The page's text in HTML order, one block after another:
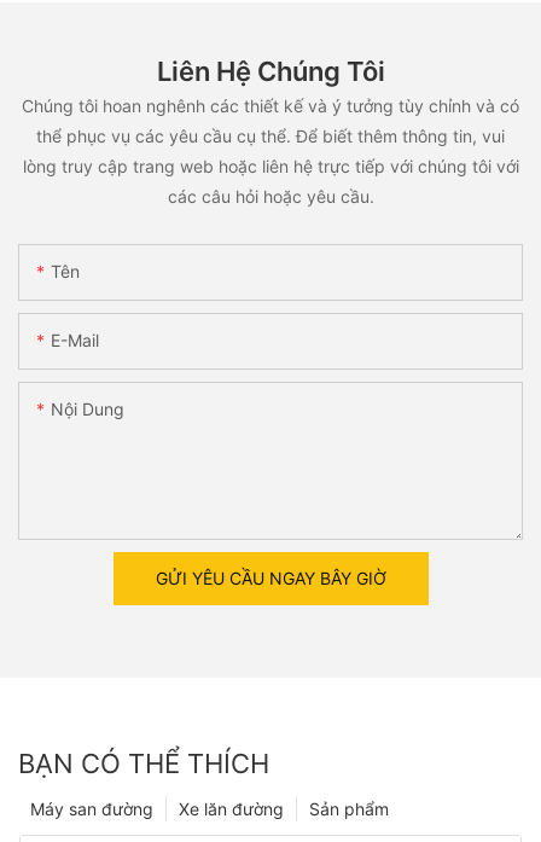
Liên Hệ Chúng Tôi
Chúng tôi hoan nghênh các thiết kế và ý tưởng tùy chỉnh và có
thể phục vụ các yêu cầu cụ thể. Để biết thêm thông tin, vui
lòng truy cập trang web hoặc liên hệ trực tiếp với chúng tôi với
các câu hỏi hoặc yêu cầu.
Tên
E-Mail
Nội Dung
GỬI YÊU CẦU NGAY BÂY GIỜ
BẠN CÓ THỂ THÍCH
Sản phẩm
Xe lăn đường
Máy san đường